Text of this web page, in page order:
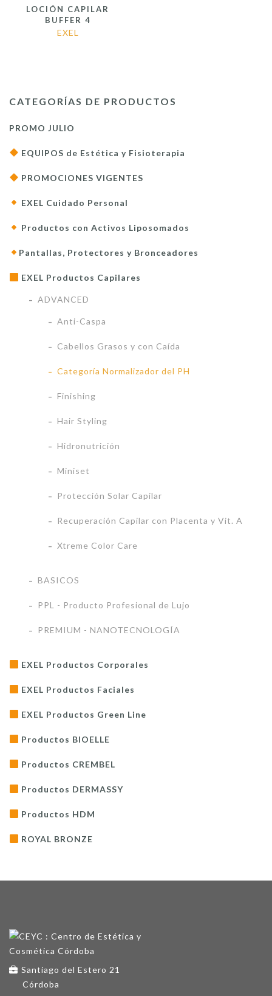
LOCIÓN CAPILAR
BUFFER 4
EXEL
CATEGORÍAS DE PRODUCTOS
PROMO JULIO
EQUIPOS de Estética y Fisioterapia
PROMOCIONES VIGENTES
EXEL Cuidado Personal
Productos con Activos Liposomados
Pantallas, Protectores y Bronceadores
EXEL Productos Capilares
ADVANCED
Anti-Caspa
Cabellos Grasos y con Caída
Categoría Normalizador del PH
Finishing
Hair Styling
Hidronutrición
Miniset
Protección Solar Capilar
Recuperación Capilar con Placenta y Vit. A
Xtreme Color Care
BASICOS
PPL - Producto Profesional de Lujo
PREMIUM - NANOTECNOLOGÍA
EXEL Productos Corporales
EXEL Productos Faciales
EXEL Productos Green Line
Productos BIOELLE
Productos CREMBEL
Productos DERMASSY
Productos HDM
ROYAL BRONZE
Santiago del Estero 21
Córdoba